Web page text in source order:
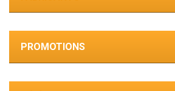
PROMOTIONS